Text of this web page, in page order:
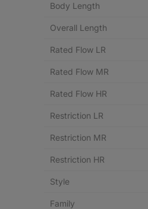
Body Length
Overall Length
Rated Flow LR
Rated Flow MR
Rated Flow HR
Restriction LR
Restriction MR
Restriction HR
Style
Family